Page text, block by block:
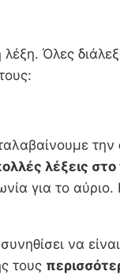
λέξη. Όλες
την
λέξεις στο
για το αύριο.
να
τους